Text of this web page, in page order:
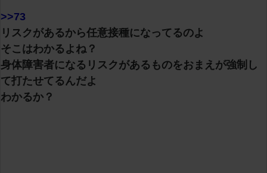
>>73
リスクがあるから任意接種になってるのよ
そこはわかるよね？
身体障害者になるリスクがあるものをおまえが強制し
て打たせてるんだよ
わかるか？